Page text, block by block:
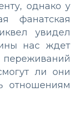
однако у
фанатская
увидел
нас ждет
ли они
отношениям